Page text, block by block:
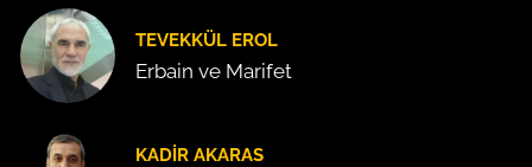
TEVEKKÜL EROL
Erbain ve Marifet
KADIR AKARAS